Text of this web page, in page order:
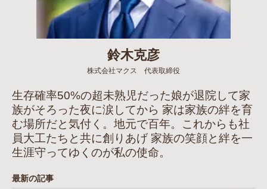
鈴木克彦
株式会社マクス 代表取締役
生存確率50%の超未熟児だった娘が退院して家
族がそろった夜に涙してから 家は家族の絆を育
む場所だと気付く。地元で百年。これからも社
員大工たちと共に創りあげ 家族の笑顔と絆を一
生涯守ってゆくのが私の使命。
最新の記事